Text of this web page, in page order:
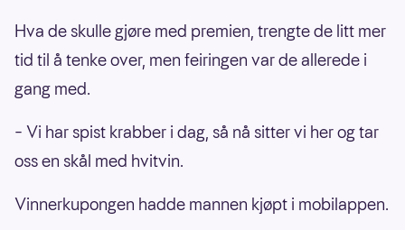
Hva de skulle gjøre med premien, trengte de litt mer
tid til å tenke over, men feiringen var de allerede i
gang med.
– Vi har spist krabber i dag, så nå sitter vi her og tar
oss en skål med hvitvin.
Vinnerkupongen hadde mannen kjøpt i mobilappen.